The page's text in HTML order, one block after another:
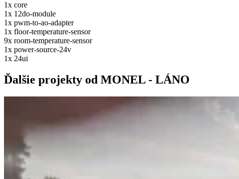
1x core
1x 12do-module
1x pwm-to-ao-adapter
1x floor-temperature-sensor
9x room-temperature-sensor
1x power-source-24v
1x 24ui
Ďalšie projekty od MONEL - LÁNO